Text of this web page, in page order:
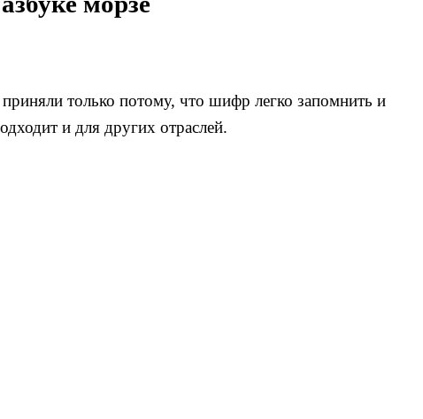
только потому, что шифр легко запомнить и
и для других отраслей.